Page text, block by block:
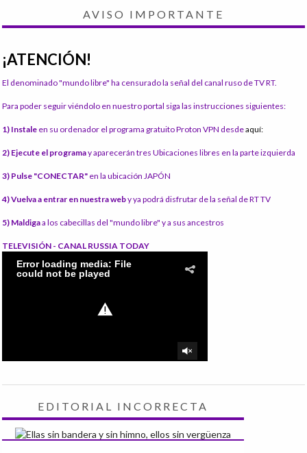
AVISO IMPORTANTE
¡ATENCIÓN!
El denominado "mundo libre" ha censurado la señal del canal ruso de TV RT.
Para poder seguir viéndolo en nuestro portal siga las instrucciones siguientes:
1) Instale en su ordenador el programa gratuito Proton VPN desdeaquí:
2) Ejecute el programay aparecerán tres Ubicaciones libres en la parte izquierda
3) Pulse "CONECTAR" en la ubicación JAPÓN
4) Vuelva a entrar en nuestra weby ya podrá disfrutar de la señal de RT TV
5) Maldigaa los cabecillas del "mundo libre" y a sus ancestros
TELEVISIÓN - CANAL RUSSIA TODAY
EDITORIAL INCORRECTA